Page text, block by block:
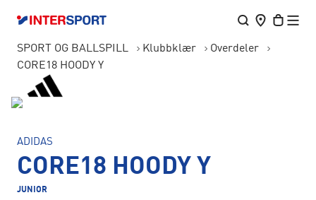
SPORT OG BALLSPILL Klubbklær
Overdeler
CORE18 HOODY Y
ADIDAS
CORE18 HOODY Y
JUNIOR